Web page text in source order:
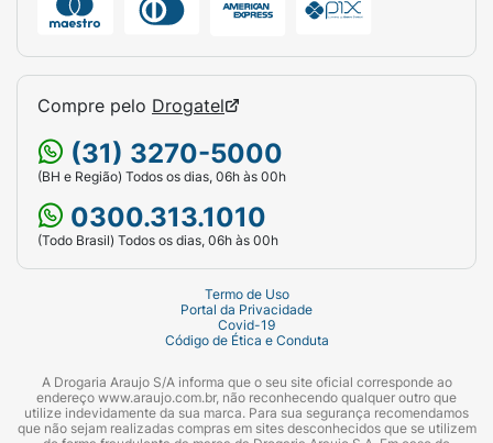
Compre pelo Drogatel
(31) 3270-5000
(BH e Região) Todos os dias, 06h às 00h
0300.313.1010
(Todo Brasil) Todos os dias, 06h às 00h
Termo de Uso
Portal da Privacidade
Covid-19
Código de Ética e Conduta
A Drogaria Araujo S/A informa que o seu site oficial corresponde ao
endereço www.araujo.com.br, não reconhecendo qualquer outro que
utilize indevidamente da sua marca. Para sua segurança recomendamos
que não sejam realizadas compras em sites desconhecidos que se utilizem